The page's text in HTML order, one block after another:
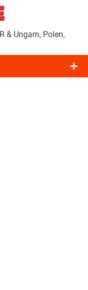
& Ungarn, Polen,